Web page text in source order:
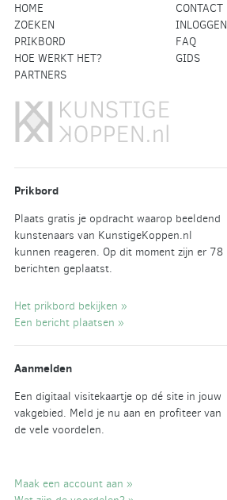
HOME
CONTACT
ZOEKEN
INLOGGEN
PRIKBORD
FAQ
HOE WERKT HET?
GIDS
PARTNERS
Prikbord
Plaats gratis je opdracht waarop beeldend
kunstenaars van KunstigeKoppen.nl
kunnen reageren. Op dit moment zijn er 78
berichten geplaatst.
Het prikbord bekijken »
Een bericht plaatsen »
Aanmelden
Een digitaal visitekaartje op dé site in jouw
vakgebied. Meld je nu aan en profiteer van
de vele voordelen.
Maak een account aan »